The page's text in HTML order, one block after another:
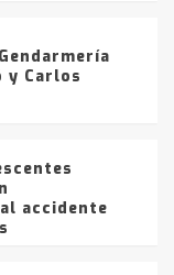
y Carlos
accidente